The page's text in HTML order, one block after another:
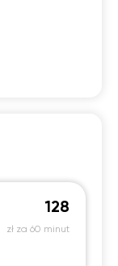
128
zł za 60 minut